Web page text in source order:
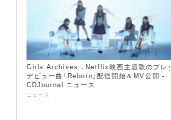
Girls Archives.、Netflix映画主題歌のプレ・
デビュー曲「Reborn」配信開始＆MV公開 -
CDJournal ニュース
ニュース